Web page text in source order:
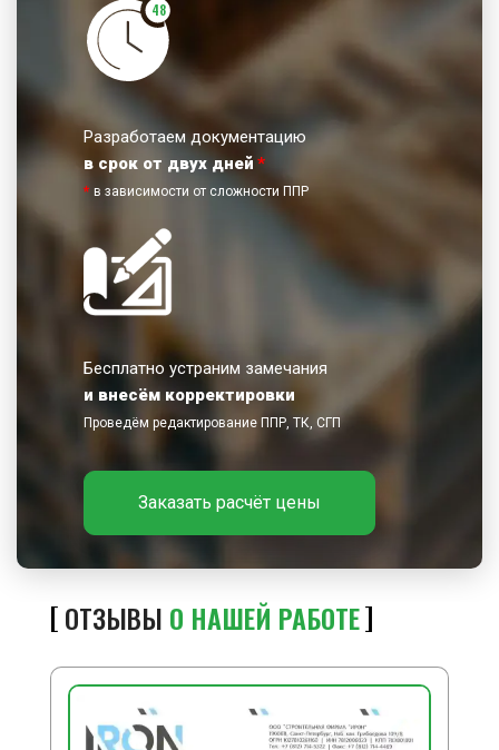
48
Разработаем документацию
в срок от двух дней *
* в зависимости от сложности ППР
Бесплатно устраним замечания
и внесём корректировки
Проведём редактирование ППР, ТК, СГП
Заказать расчёт цены
ОТЗЫВЫ О НАШЕЙ РАБОТЕ